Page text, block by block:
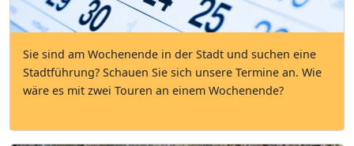
Sie sind am Wochenende in der Stadt und suchen eine
Stadtführung? Schauen Sie sich unsere Termine an. Wie
wäre es mit zwei Touren an einem Wochenende?